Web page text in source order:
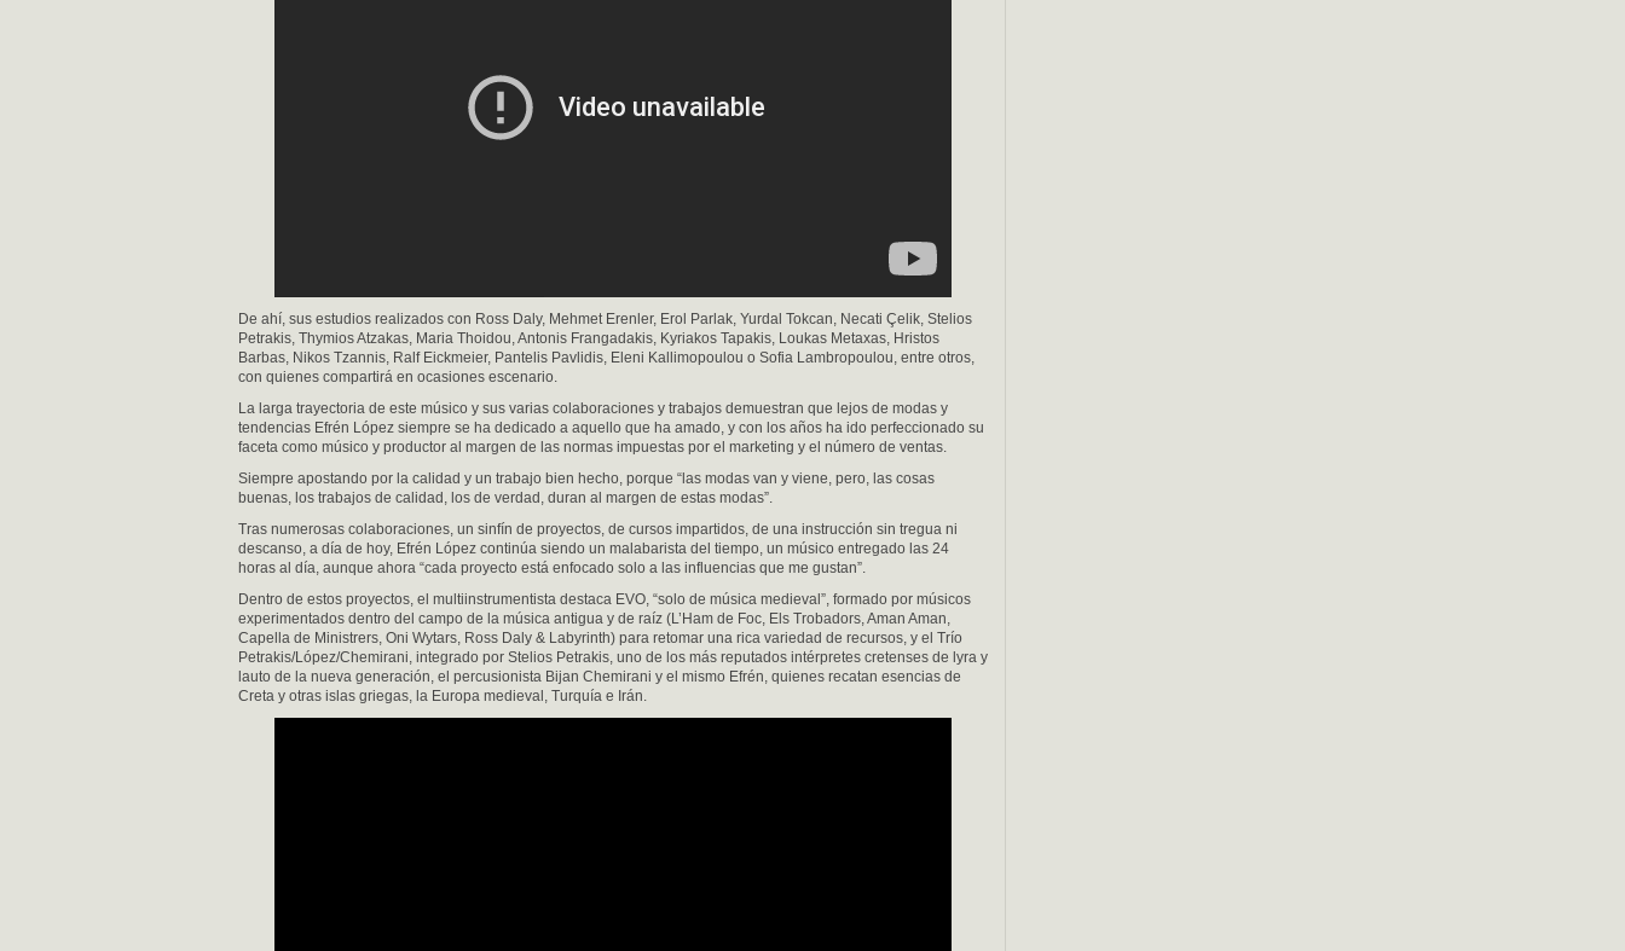
De ahí, sus estudios realizados con Ross Daly, Mehmet Erenler, Erol Parlak, Yurdal Tokcan, Necati Çelik, Stelios
Petrakis, Thymios Atzakas, Maria Thoidou, Antonis Frangadakis, Kyriakos Tapakis, Loukas Metaxas, Hristos
Barbas, Nikos Tzannis, Ralf Eickmeier, Pantelis Pavlidis, Eleni Kallimopoulou o Sofia Lambropoulou, entre otros,
con quienes compartirá en ocasiones escenario.
La larga trayectoria de este músico y sus varias colaboraciones y trabajos demuestran que lejos de modas y
tendencias Efrén López siempre se ha dedicado a aquello que ha amado, y con los años ha ido perfeccionado su
faceta como músico y productor al margen de las normas impuestas por el marketing y el número de ventas.
Siempre apostando por la calidad y un trabajo bien hecho, porque “las modas van y viene, pero, las cosas
buenas, los trabajos de calidad, los de verdad, duran al margen de estas modas”.
Tras numerosas colaboraciones, un sinfín de proyectos, de cursos impartidos, de una instrucción sin tregua ni
descanso, a día de hoy, Efrén López continúa siendo un malabarista del tiempo, un músico entregado las 24
horas al día, aunque ahora “cada proyecto está enfocado solo a las influencias que me gustan”.
Dentro de estos proyectos, el multiinstrumentista destaca EVO, “solo de música medieval”, formado por músicos
experimentados dentro del campo de la música antigua y de raíz (L’Ham de Foc, Els Trobadors, Aman Aman,
Capella de Ministrers, Oni Wytars, Ross Daly & Labyrinth) para retomar una rica variedad de recursos, y el Trío
Petrakis/López/Chemirani, integrado por Stelios Petrakis, uno de los más reputados intérpretes cretenses de lyra y
lauto de la nueva generación, el percusionista Bijan Chemirani y el mismo Efrén, quienes recatan esencias de
Creta y otras islas griegas, la Europa medieval, Turquía e Irán.